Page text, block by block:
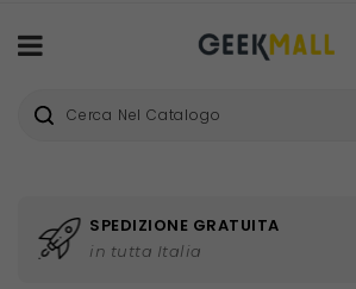
SPEDIZIONE GRATUITA
in tutta Italia